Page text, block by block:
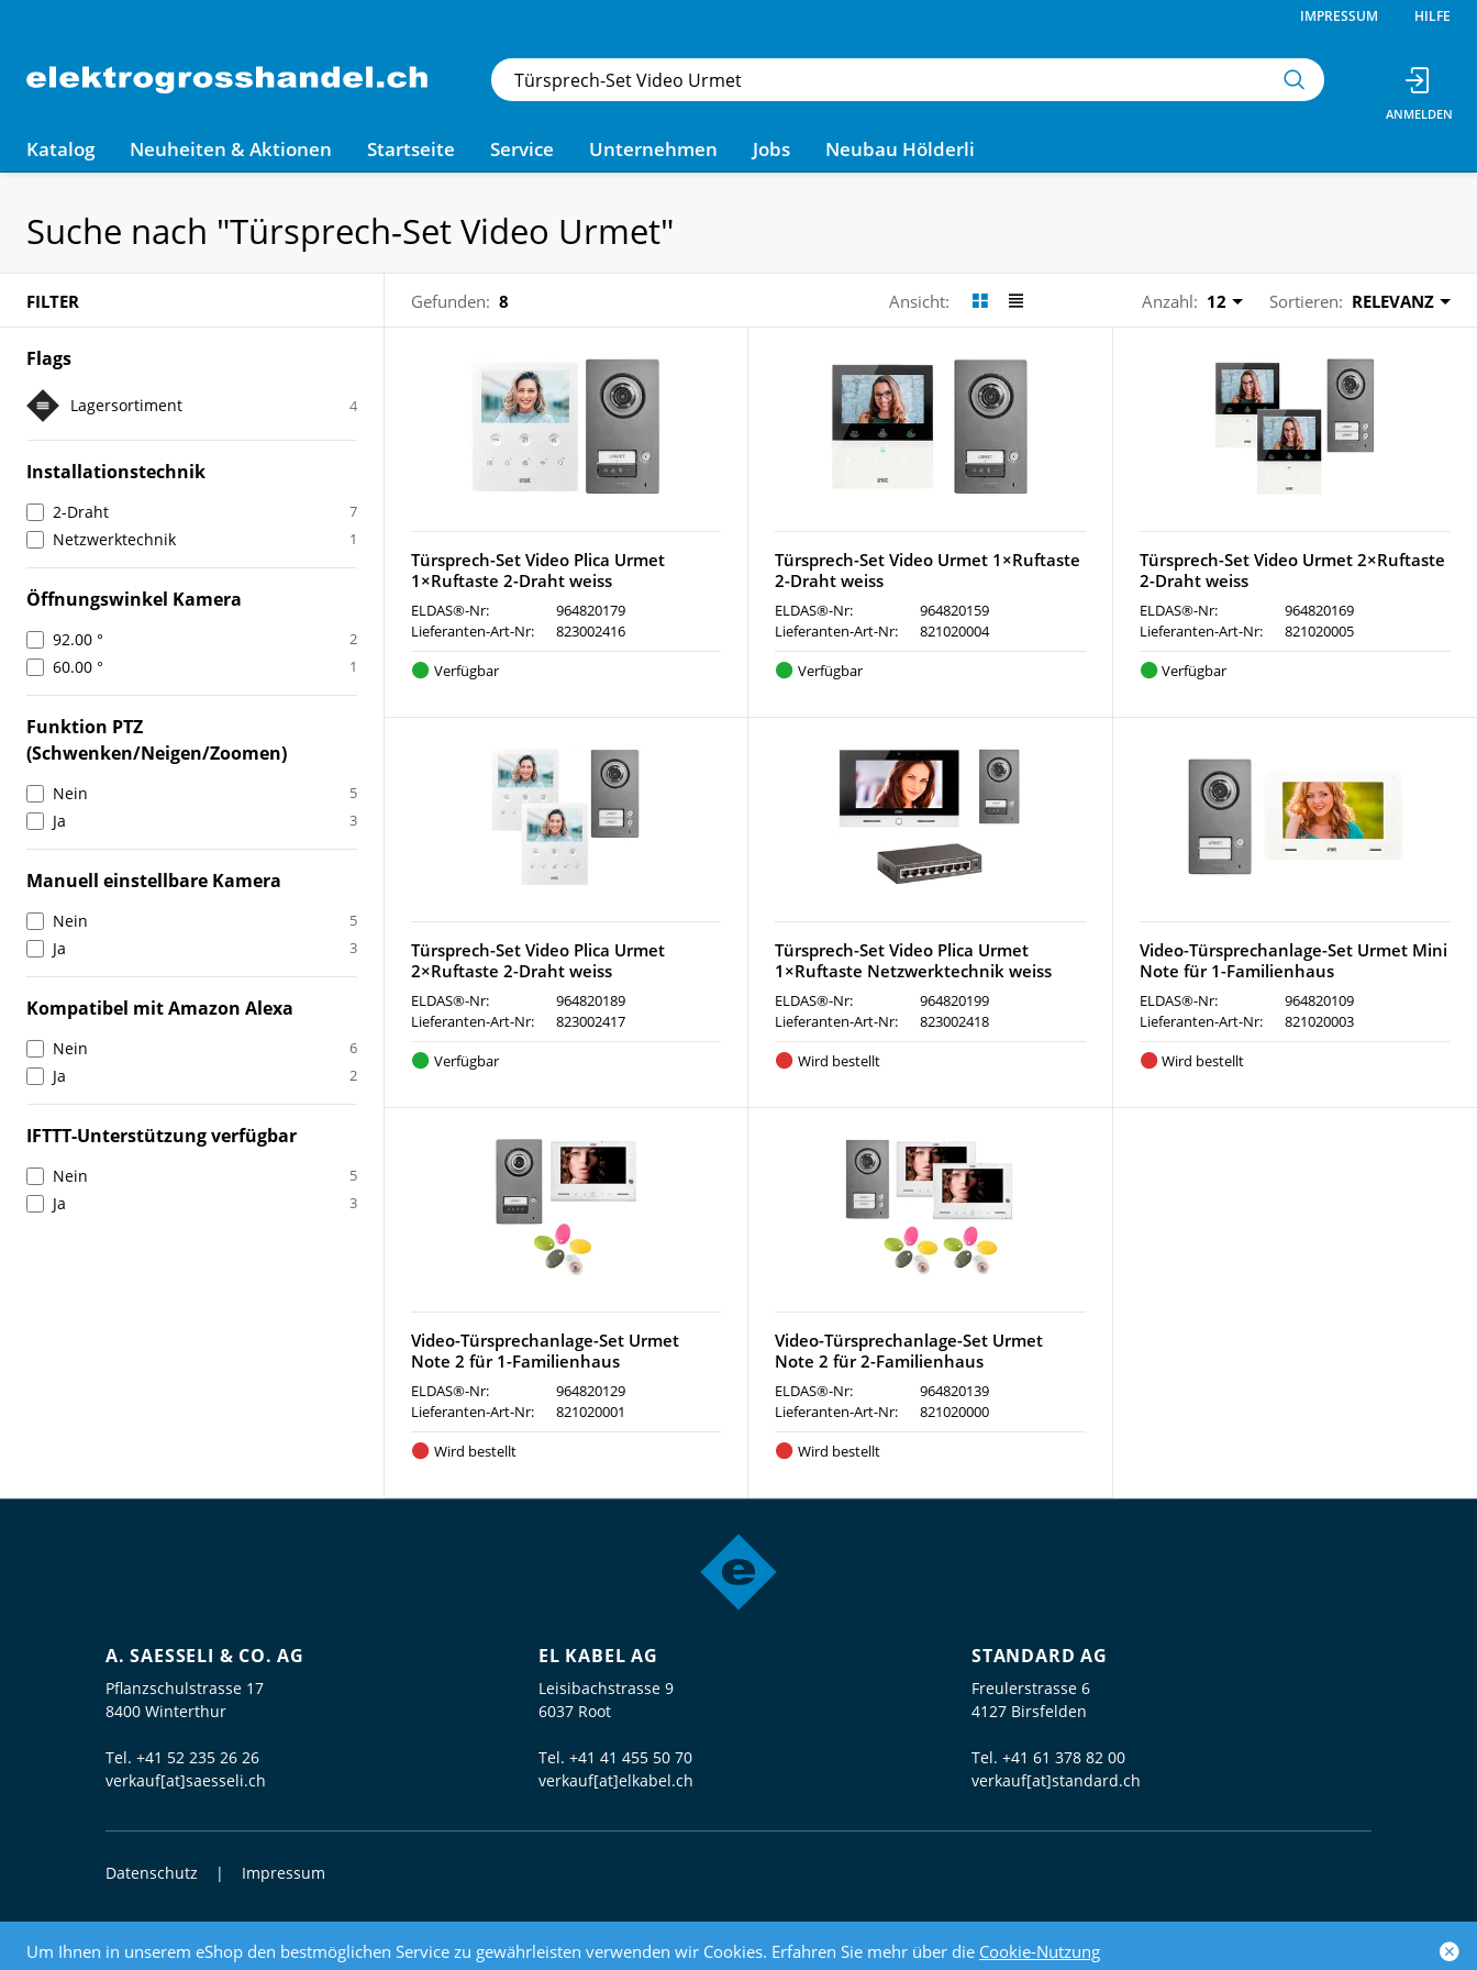
Um Ihnen in unserem eShop den bestmöglichen Service zu gewährleisten verwenden wir Cookies. Erfahren Sie mehr über die Cookie-Nutzung
IMPRESSUM HILFE
Katalog Neuheiten & Aktionen Startseite Service Unternehmen Jobs Neubau Hölderli
Suche nach "Türsprech-Set Video Urmet"
FILTER Gefunden: 8 Ansicht: Anzahl: 12 Sortieren: RELEVANZ
Flags
Lagersortiment 4
Installationstechnik
2-Draht 7
Netzwerktechnik 1
Öffnungswinkel Kamera
92.00 ° 2
60.00 ° 1
Funktion PTZ
(Schwenken/Neigen/Zoomen)
Nein 5
Ja 3
Manuell einstellbare Kamera
Nein 5
Ja 3
Kompatibel mit Amazon Alexa
Nein 6
Ja 2
IFTTT-Unterstützung verfügbar
Nein 5
Ja 3
Türsprech-Set Video Plica Urmet
1×Ruftaste 2-Draht weiss
ELDAS®-Nr:
964820179
Lieferanten-Art-Nr:
823002416
Verfügbar
Türsprech-Set Video Urmet 1×Ruftaste
2-Draht weiss
ELDAS®-Nr:
964820159
Lieferanten-Art-Nr:
821020004
Verfügbar
Türsprech-Set Video Urmet 2×Ruftaste
2-Draht weiss
ELDAS®-Nr:
964820169
Lieferanten-Art-Nr:
821020005
Verfügbar
Türsprech-Set Video Plica Urmet
2×Ruftaste 2-Draht weiss
ELDAS®-Nr:
964820189
Lieferanten-Art-Nr:
823002417
Verfügbar
Türsprech-Set Video Plica Urmet
1×Ruftaste Netzwerktechnik weiss
ELDAS®-Nr:
964820199
Lieferanten-Art-Nr:
823002418
Wird bestellt
Video-Türsprechanlage-Set Urmet Mini
Note für 1-Familienhaus
ELDAS®-Nr:
964820109
Lieferanten-Art-Nr:
821020003
Wird bestellt
Video-Türsprechanlage-Set Urmet
Note 2 für 1-Familienhaus
ELDAS®-Nr:
964820129
Lieferanten-Art-Nr:
821020001
Wird bestellt
Video-Türsprechanlage-Set Urmet
Note 2 für 2-Familienhaus
ELDAS®-Nr:
964820139
Lieferanten-Art-Nr:
821020000
Wird bestellt
A. SAESSELI & CO. AG
Pflanzschulstrasse 17
8400 Winterthur
Tel. +41 52 235 26 26
verkauf[at]saesseli.ch
EL KABEL AG
Leisibachstrasse 9
6037 Root
Tel. +41 41 455 50 70
verkauf[at]elkabel.ch
STANDARD AG
Freulerstrasse 6
4127 Birsfelden
Tel. +41 61 378 82 00
verkauf[at]standard.ch
Datenschutz Impressum